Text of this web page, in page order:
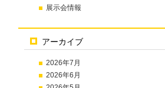
展示会情報
アーカイブ
2026年7月
2026年6月